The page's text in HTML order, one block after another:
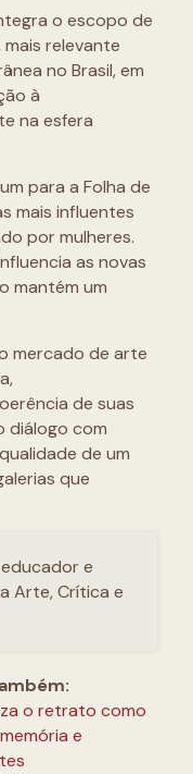
o escopo de
relevante
no Brasil, em
à
na esfera
para a Folha de
mais influentes
por mulheres.
as novas
mantém um
mercado de arte
de suas
diálogo com
de um
que
e
Arte, Crítica e
o retrato como
e